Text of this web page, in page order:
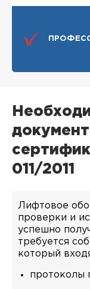
011/2011
Лифтовое
проверки и
успешно
требуется
который
протоколы